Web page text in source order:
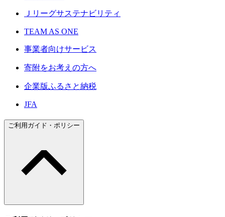
Ｊリーグサステナビリティ
TEAM AS ONE
事業者向けサービス
寄附をお考えの方へ
企業版ふるさと納税
JFA
ご利用ガイド・ポリシー